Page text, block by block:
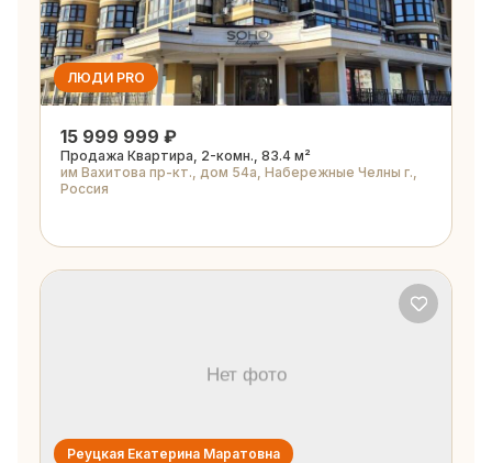
ЛЮДИ PRO
15 999 999 ₽
Продажа Квартира, 2-комн., 83.4 м²
им Вахитова пр-кт., дом 54а, Набережные Челны г.,
Россия
Реуцкая Екатерина Маратовна